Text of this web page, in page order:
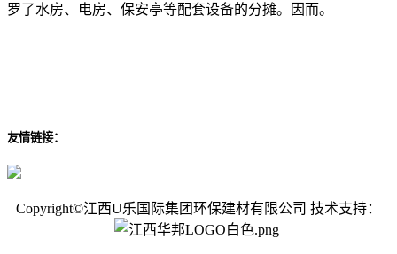
罗了水房、电房、保安亭等配套设备的分摊。因而。
友情链接：
Copyright©江西U乐国际集团环保建材有限公司 技术支持：